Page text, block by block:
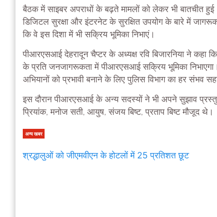
बैठक में साइबर अपराधों के बढ़ते मामलों को लेकर भी बातचीत
डिजिटल सुरक्षा और इंटरनेट के सुरक्षित उपयोग के बारे में
कि वे इस दिशा में भी सक्रिय भूमिका निभाएं।
पीआरएसआई देहरादून चैप्टर के अध्यक्ष रवि बिजारनिया ने कहा
के प्रति जनजागरूकता में पीआरएसआई सक्रिय भूमिका
अभियानों को प्रभावी बनाने के लिए पुलिस विभाग का हर संभव
इस दौरान पीआरएसआई के अन्य सदस्यों ने भी अपने सुझाव
प्रियांक, मनोज सती, आयुष, संजय बिष्ट, प्रताप बिष्ट मौजूद थे।
अन्य खबर
श्रद्धालुओं को जीएमवीएन के होटलों में 25 प्रतिशत छूट